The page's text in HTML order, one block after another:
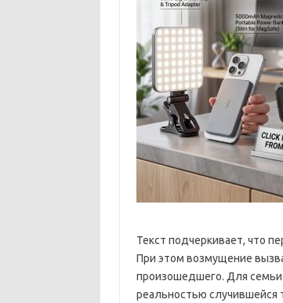
Текст подчеркивает, что
При этом возмущение
произошедшего. Для
реальностью случившейся